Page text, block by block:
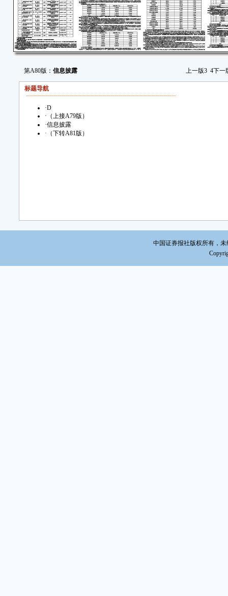
第A80版： 信息披露 上一版3 4下一
标题导航
·D
· （上接A79版）
·信息披露
· （下转A81版）
中国证券报社版权所有，未